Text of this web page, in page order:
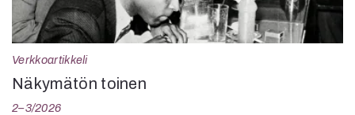
Verkkoartikkeli
Näkymätön toinen
2–3/2026